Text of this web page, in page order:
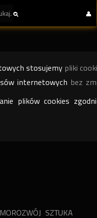
stosujemy pliki
internetowych bez
plików cookies
SZTUKA